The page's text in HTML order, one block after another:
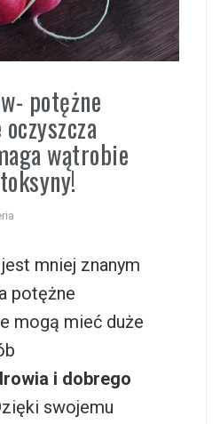
potężne
wątrobie
jest mniej znanym
potężne
mogą mieć duże
i dobrego
swojemu